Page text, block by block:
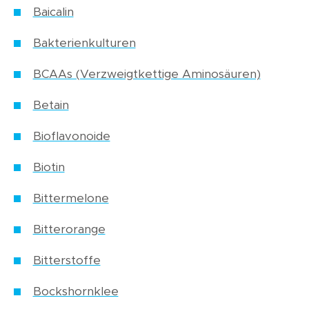
Baicalin
Bakterienkulturen
BCAAs (Verzweigtkettige Aminosäuren)
Betain
Bioflavonoide
Biotin
Bittermelone
Bitterorange
Bitterstoffe
Bockshornklee